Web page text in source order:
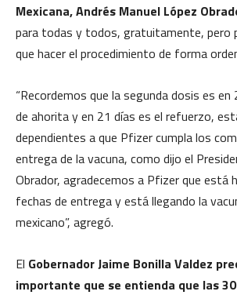
Mexicana, Andrés Manuel López
para todas y todos, gratuitamente, pero
que hacer el procedimiento de forma
“Recordemos que la segunda dosis es
de ahorita y en 21 días es el refuerzo,
dependientes a que Pfizer cumpla los
entrega de la vacuna, como dijo el
Obrador, agradecemos a Pfizer que está
fechas de entrega y está llegando la
mexicano”, agregó.
El Gobernador Jaime Bonilla Valdez
importante que se entienda que las